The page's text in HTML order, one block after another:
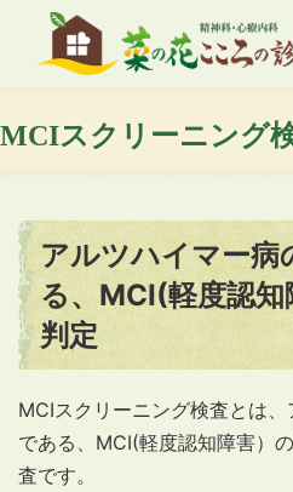
MCIスクリーニング
アルツハイマー病
る、MCI(軽度認
判定
MCIスクリーニング検査とは
である、MCI(軽度認知障害）
査です。